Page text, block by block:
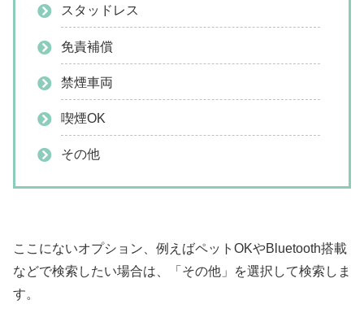
スタッドレス
免責補償
禁煙車両
喫煙OK
その他
ここにないオプション、例えばペットOKやBluetooth搭載
などで検索したい場合は、「その他」を選択して検索しま
す。